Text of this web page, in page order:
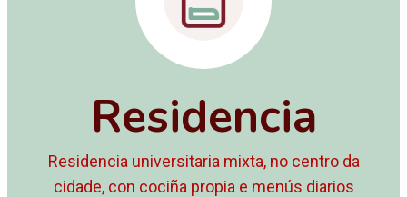
Residencia
Residencia universitaria mixta, no centro da
cidade, con cociña propia e menús diarios